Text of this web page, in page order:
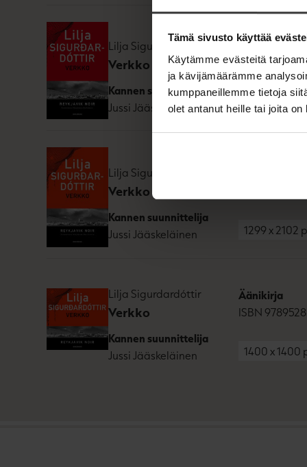
Tämä sivusto käyttää
Käytämme evästeitä
ja kävijämäärämme
kumppaneillemme tietoja
olet antanut heille tai joita
Lilja Sigurdardóttir
Verkko
Kannen suunnittelija
Jussi Jääskeläinen
Kovakantinen
ISBN
1654 x 2610 px
Lilja Sigurdardóttir
Verkko
Kannen suunnittelija
Jussi Jääskeläinen
1299 x2102
Lilja Sigurdardóttir
Verkko
Kannen suunnittelija
Jussi Jääskeläinen
Äänikirja
ISBN
1400x1400